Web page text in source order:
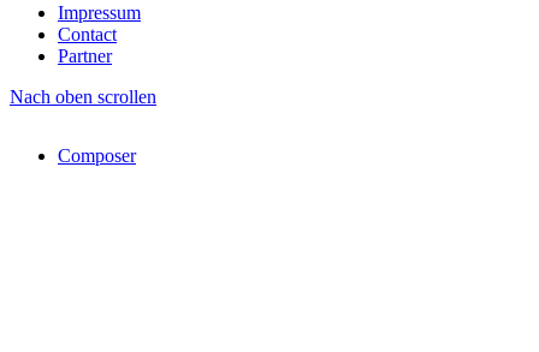
Composer
Impressum
Contact
Partner
Nach oben scrollen